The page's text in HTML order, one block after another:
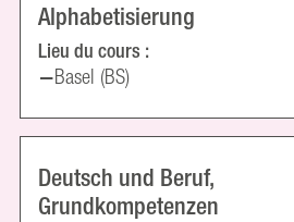
Alphabetisierung
Lieu du cours :
Basel (BS)
Deutsch und Beruf,
Grundkompetenzen